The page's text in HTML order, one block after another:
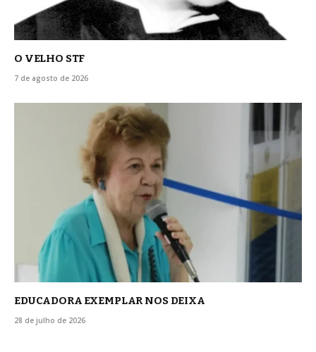
O VELHO STF
7 de agosto de 2026
EDUCADORA EXEMPLAR NOS DEIXA
28 de julho de 2026